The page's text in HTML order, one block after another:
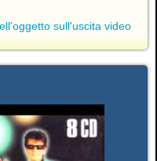
sull'uscita video